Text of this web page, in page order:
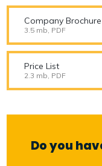
Company Brochure
3.5 mb, PDF
Price List
2.3 mb, PDF
Do you